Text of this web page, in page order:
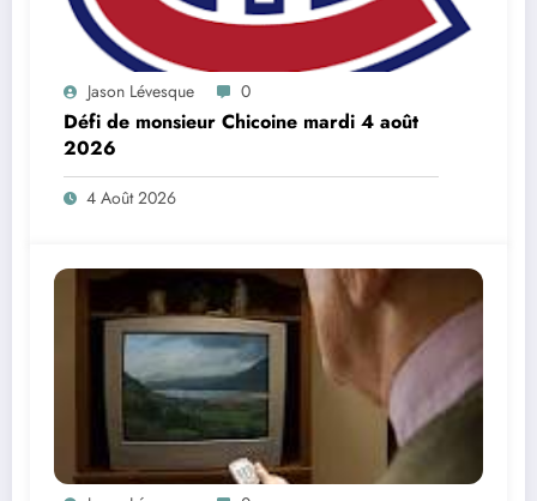
Jason Lévesque 0
Défi de monsieur Chicoine mardi 4 août
2026
4 Août 2026